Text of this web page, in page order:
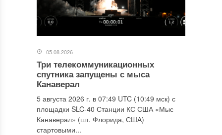
05.08.2026
Три телекоммуникационных
спутника запущены с мыса
Канаверал
5 августа 2026 г. в 07:49 UTC (10:49 мск) с
площадки SLC-40 Станции КС США «Мыс
Канаверал» (шт. Флорида, США)
стартовыми...